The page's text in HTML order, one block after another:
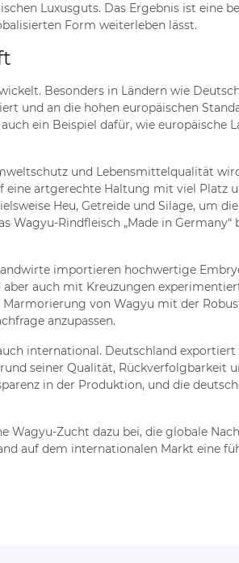
Luxusguts. Das Ergebnis ist eine
Form weiterleben lässt.
Besonders in Ländern wie
und an die hohen europäischen
ein Beispiel dafür, wie europäische
und Lebensmittelqualität
artgerechte Haltung mit viel Platz
Heu, Getreide und Silage, um
Rindfleisch „Made in
importieren hochwertige
auch mit Kreuzungen
von Wagyu mit der
anzupassen.
international. Deutschland
seiner Qualität, Rückverfolgbarkeit
in der Produktion, und die
Zucht dazu bei, die globale
auf dem internationalen Markt eine